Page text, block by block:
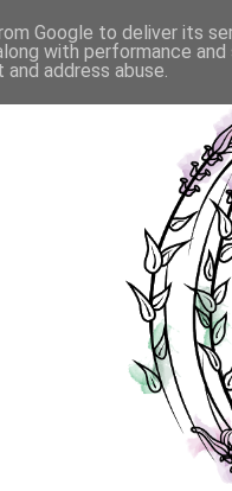
Google to deliver its
with performance
address abuse.